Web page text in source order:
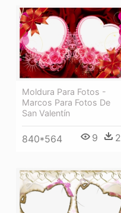
Moldura Para Fotos -
Marcos Para Fotos De
San Valentín
840*564 9 2